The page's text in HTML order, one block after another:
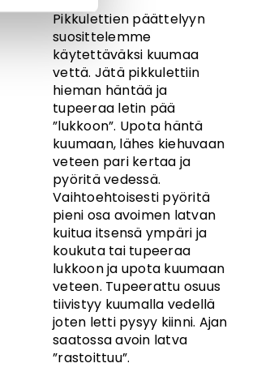
Pikkulettien päättelyyn
suosittelemme
käytettäväksi kuumaa
vettä. Jätä pikkulettiin
hieman häntää ja
tupeeraa letin pää
”lukkoon”. Upota häntä
kuumaan, lähes kiehuvaan
veteen pari kertaa ja
pyöritä vedessä.
Vaihtoehtoisesti pyöritä
pieni osa avoimen latvan
kuitua itsensä ympäri ja
koukuta tai tupeeraa
lukkoon ja upota kuumaan
veteen. Tupeerattu osuus
tiivistyy kuumalla vedellä
joten letti pysyy kiinni. Ajan
saatossa avoin latva
”rastoittuu”.